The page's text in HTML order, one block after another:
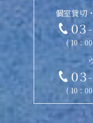
個室貸切
( 10：
( 10：